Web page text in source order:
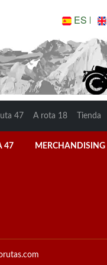
ES
47 A rota 18 Tienda
47 MERCHANDISING